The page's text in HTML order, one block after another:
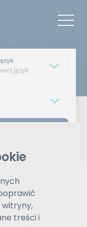
witryny,
treści i
język